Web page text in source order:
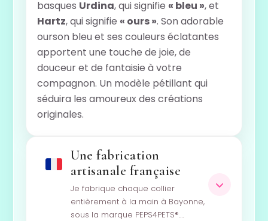
basques Urdina, qui signifie « bleu », et
Hartz, qui signifie « ours ». Son adorable
ourson bleu et ses couleurs éclatantes
apportent une touche de joie, de
douceur et de fantaisie à votre
compagnon. Un modèle pétillant qui
séduira les amoureux des créations
originales.
Une fabrication
artisanale française
Je fabrique chaque collier
entièrement à la main à Bayonne,
sous la marque PEPS4PETS®.…